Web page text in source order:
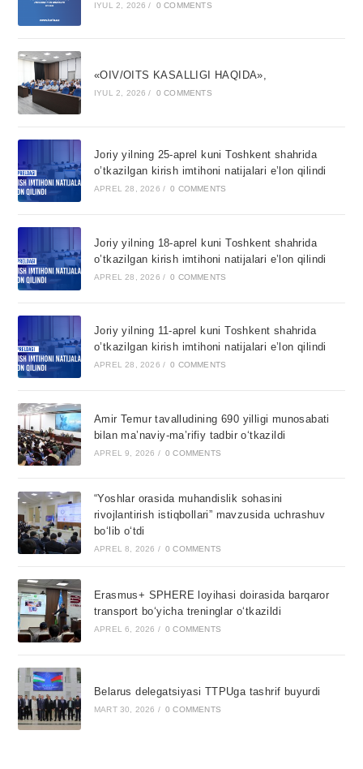
IYUL 2, 2026 / 0 COMMENTS
«OIV/OITS KASALLIGI HAQIDA»,
IYUL 2, 2026 / 0 COMMENTS
Joriy yilning 25-aprel kuni Toshkent shahrida
o’tkazilgan kirish imtihoni natijalari e’lon qilindi
APREL 28, 2026 / 0 COMMENTS
Joriy yilning 18-aprel kuni Toshkent shahrida
o’tkazilgan kirish imtihoni natijalari e’lon qilindi
APREL 28, 2026 / 0 COMMENTS
Joriy yilning 11-aprel kuni Toshkent shahrida
o’tkazilgan kirish imtihoni natijalari e’lon qilindi
APREL 28, 2026 / 0 COMMENTS
Amir Temur tavalludining 690 yilligi munosabati
bilan ma’naviy-ma’rifiy tadbir o‘tkazildi
APREL 9, 2026 / 0 COMMENTS
“Yoshlar orasida muhandislik sohasini
rivojlantirish istiqbollari” mavzusida uchrashuv
bo‘lib o‘tdi
APREL 8, 2026 / 0 COMMENTS
Erasmus+ SPHERE loyihasi doirasida barqaror
transport bo‘yicha treninglar o‘tkazildi
APREL 6, 2026 / 0 COMMENTS
Belarus delegatsiyasi TTPUga tashrif buyurdi
MART 30, 2026 / 0 COMMENTS